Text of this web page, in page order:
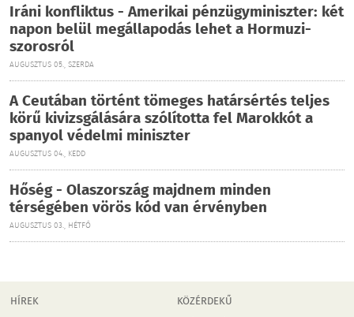
Iráni konfliktus - Amerikai pénzügyminiszter: két
napon belül megállapodás lehet a Hormuzi-
szorosról
AUGUSZTUS 05., SZERDA
A Ceutában történt tömeges határsértés teljes
körű kivizsgálására szólította fel Marokkót a
spanyol védelmi miniszter
AUGUSZTUS 04., KEDD
Hőség - Olaszország majdnem minden
térségében vörös kód van érvényben
AUGUSZTUS 03., HÉTFŐ
HÍREK
KÖZÉRDEKŰ